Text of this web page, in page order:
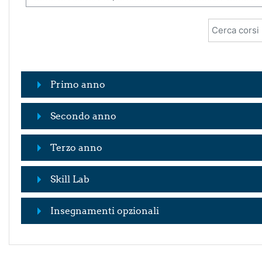
Cerca corsi
Primo anno
Secondo anno
Terzo anno
Skill Lab
Insegnamenti opzionali